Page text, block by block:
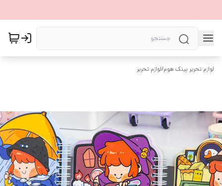
لوازم تحریر پینک هوم/لوازم تحریر